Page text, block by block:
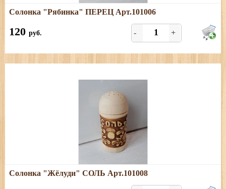
Подробнее
Размеры: высота - 9 см, диаметр - 4 см. Только ПЕРЕЦ.
Солонка "Рябинка" ПЕРЕЦ Арт.101006
120 руб. - +
Подробнее
Размеры: высота - 9 см, диаметр - 4 см. Только СОЛЬ.
Солонка "Жёлуди" СОЛЬ Арт.101008